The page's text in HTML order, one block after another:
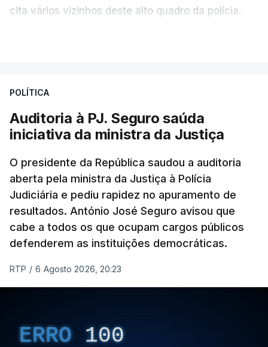
cita vários vizinhos deste alto quadro da polícia.
apreendido numa operação de droga.
POLÍTICA
Auditoria à PJ. Seguro saúda
iniciativa da ministra da Justiça
O presidente da República saudou a auditoria
aberta pela ministra da Justiça à Polícia
Judiciária e pediu rapidez no apuramento de
resultados. António José Seguro avisou que
cabe a todos os que ocupam cargos públicos
defenderem as instituições democráticas.
RTP / 6 Agosto 2026, 20:23
ERRO 100